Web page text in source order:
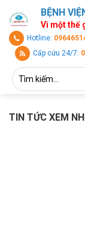
BỆNH
Vì một thế
Hotline:
Cấp cứu 24/7:
TIN TỨC XEM